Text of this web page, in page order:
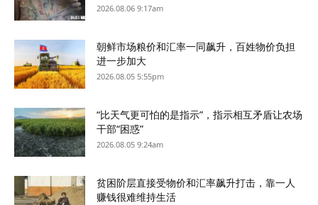
2026.08.06 9:17am
朝鲜市场粮价和汇率一同飙升，百姓物价负担
进一步加大
2026.08.05 5:55pm
“比天气更可怕的是指示”，指示相互矛盾让农场
干部“困惑”
2026.08.05 9:24am
贫困阶层直接受物价和汇率飙升打击，靠一人
赚钱很难维持生活